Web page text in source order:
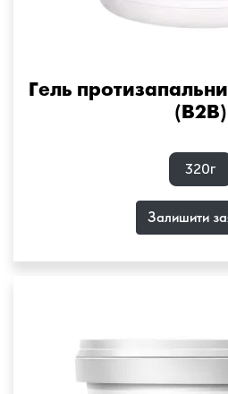
Гель
(B2B)
320г
Залишити